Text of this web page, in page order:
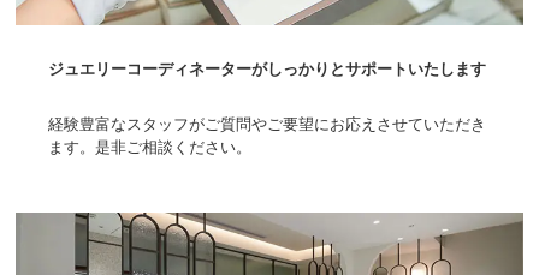
ジュエリーコーディネーターがしっかりとサポートいたします
経験豊富なスタッフがご質問やご要望にお応えさせていただき
ます。是非ご相談ください。